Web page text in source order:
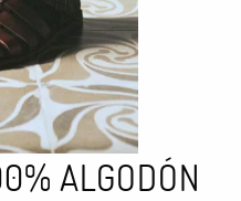
ALGODÓN